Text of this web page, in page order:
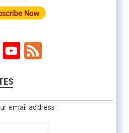
LinkedInYouTube
email address: